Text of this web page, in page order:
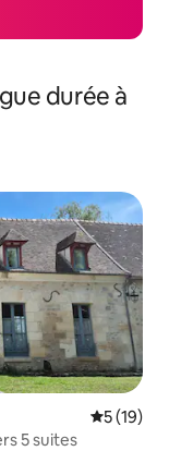
durée à
5 (19)
5 suites